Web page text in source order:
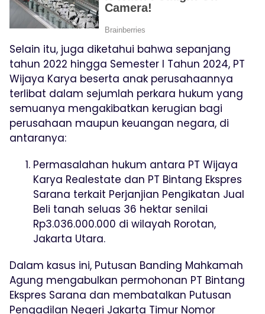
Selain itu, juga diketahui bahwa sepanjang
tahun 2022 hingga Semester I Tahun 2024, PT
Wijaya Karya beserta anak perusahaannya
terlibat dalam sejumlah perkara hukum yang
semuanya mengakibatkan kerugian bagi
perusahaan maupun keuangan negara, di
antaranya:
Permasalahan hukum antara PT Wijaya
Karya Realestate dan PT Bintang Ekspres
Sarana terkait Perjanjian Pengikatan Jual
Beli tanah seluas 36 hektar senilai
Rp3.036.000.000 di wilayah Rorotan,
Jakarta Utara.
Dalam kasus ini, Putusan Banding Mahkamah
Agung mengabulkan permohonan PT Bintang
Ekspres Sarana dan membatalkan Putusan
Pengadilan Negeri Jakarta Timur Nomor